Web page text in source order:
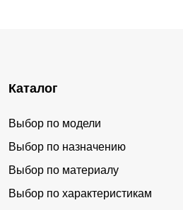
Каталог
Выбор по модели
Выбор по назначению
Выбор по материалу
Выбор по характеристикам